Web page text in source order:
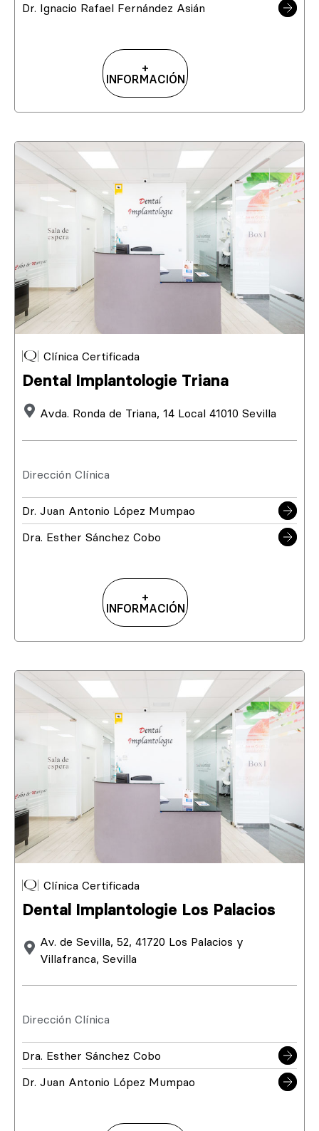
Dr. Ignacio Rafael Fernández Asián
+
INFORMACIÓN
Clínica Certificada
Dental Implantologie Triana
Avda. Ronda de Triana, 14 Local 41010 Sevilla
Dirección Clínica
Dr. Juan Antonio López Mumpao
Dra. Esther Sánchez Cobo
+
INFORMACIÓN
Clínica Certificada
Dental Implantologie Los Palacios
Av. de Sevilla, 52, 41720 Los Palacios y
Villafranca, Sevilla
Dirección Clínica
Dra. Esther Sánchez Cobo
Dr. Juan Antonio López Mumpao